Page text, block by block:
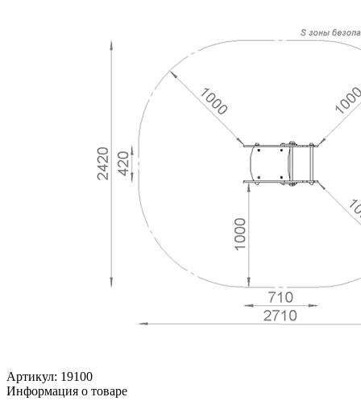
Артикул: 19100
Информация о товаре